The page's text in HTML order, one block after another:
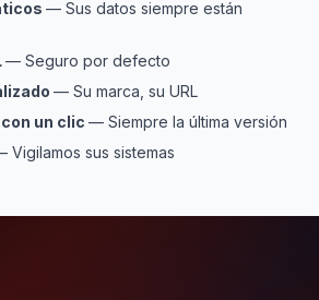
— Sus datos siempre están
— Seguro por defecto
— Su marca, su URL
un clic — Siempre la última versión
Vigilamos sus sistemas